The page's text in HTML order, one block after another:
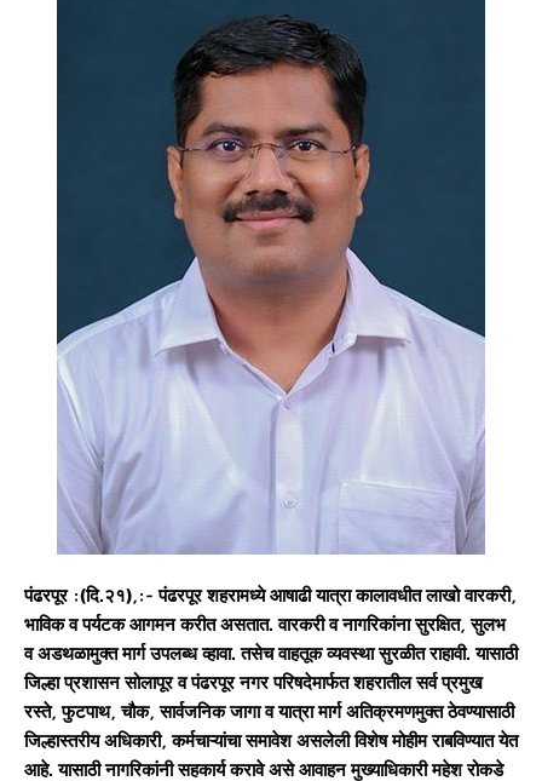
पंढरपूर :(दि.२१),:- पंढरपूर शहरामध्ये आषाढी यात्रा कालावधीत लाखो वारकरी,
भाविक व पर्यटक आगमन करीत असतात. वारकरी व नागरिकांना सुरक्षित, सुलभ
व अडथळामुक्त मार्ग उपलब्ध व्हावा. तसेच वाहतूक व्यवस्था सुरळीत राहावी. यासाठी
जिल्हा प्रशासन सोलापूर व पंढरपूर नगर परिषदेमार्फत शहरातील सर्व प्रमुख
रस्ते, फुटपाथ, चौक, सार्वजनिक जागा व यात्रा मार्ग अतिक्रमणमुक्त ठेवण्यासाठी
जिल्हास्तरीय अधिकारी, कर्मचाऱ्यांचा समावेश असलेली विशेष मोहीम राबविण्यात येत
आहे. यासाठी नागरिकांनी सहकार्य करावे असे आवाहन मुख्याधिकारी महेश रोकडे